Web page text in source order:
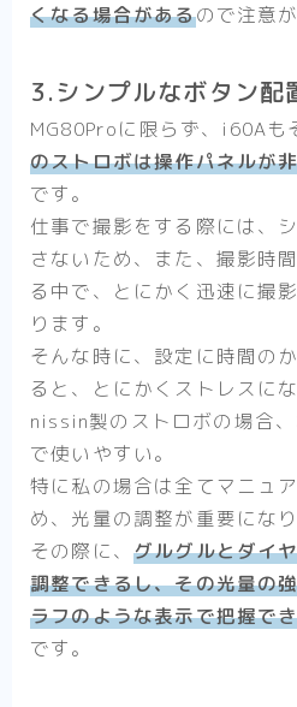
くなる場合があるので注意
3.シンプルなボタン配
MG80Proに限らず、i60Aも
のストロボは操作パネルが
です。
仕事で撮影をする際には、
さないため、また、撮影時
る中で、とにかく迅速に撮
ります。
そんな時に、設定に時間の
ると、とにかくストレスにな
nissin製のストロボの場合
で使いやすい。
特に私の場合は全てマニュ
め、光量の調整が重要になり
その際に、 グルグルとダイ
調整できるし、その光量の
ラフのような表示で把握で
です。